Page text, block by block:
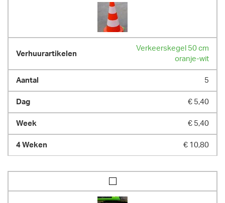
Verkeerskegel 50 cm
oranje-wit
5
€ 5,40
€ 5,40
€ 10,80